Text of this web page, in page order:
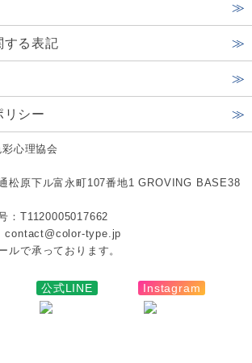
する表記
リシー
心理協会
松原下ル富永町107番地1 GROVING BASE38
：T1120005017662
contact@color-type.jp
ルで承っております。
公式LINE Instagram